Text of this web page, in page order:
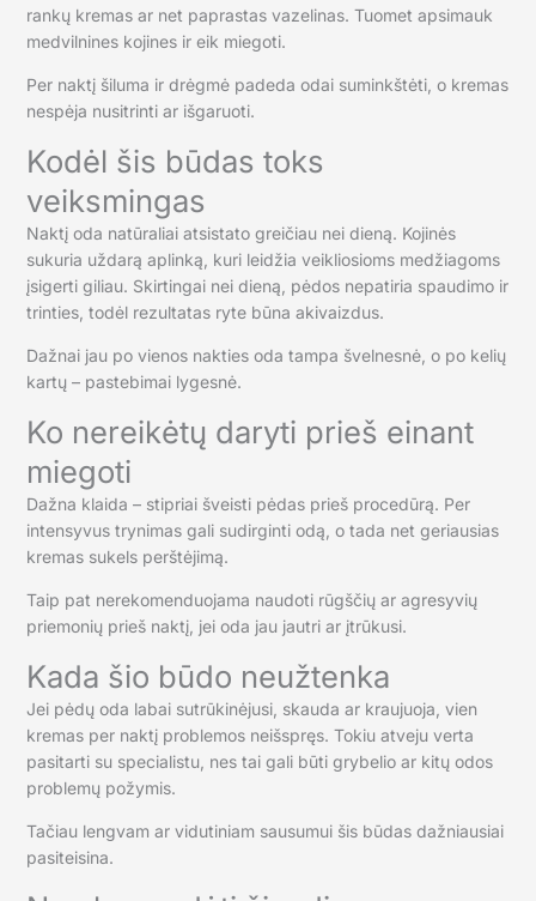
rankų kremas ar net paprastas vazelinas. Tuomet apsimauk
medvilnines kojines ir eik miegoti.
Per naktį šiluma ir drėgmė padeda odai suminkštėti, o kremas
nespėja nusitrinti ar išgaruoti.
Kodėl šis būdas toks
veiksmingas
Naktį oda natūraliai atsistato greičiau nei dieną. Kojinės
sukuria uždarą aplinką, kuri leidžia veikliosioms medžiagoms
įsigerti giliau. Skirtingai nei dieną, pėdos nepatiria spaudimo ir
trinties, todėl rezultatas ryte būna akivaizdus.
Dažnai jau po vienos nakties oda tampa švelnesnė, o po kelių
kartų – pastebimai lygesnė.
Ko nereikėtų daryti prieš einant
miegoti
Dažna klaida – stipriai šveisti pėdas prieš procedūrą. Per
intensyvus trynimas gali sudirginti odą, o tada net geriausias
kremas sukels perštėjimą.
Taip pat nerekomenduojama naudoti rūgščių ar agresyvių
priemonių prieš naktį, jei oda jau jautri ar įtrūkusi.
Kada šio būdo neužtenka
Jei pėdų oda labai sutrūkinėjusi, skauda ar kraujuoja, vien
kremas per naktį problemos neišspręs. Tokiu atveju verta
pasitarti su specialistu, nes tai gali būti grybelio ar kitų odos
problemų požymis.
Tačiau lengvam ar vidutiniam sausumui šis būdas dažniausiai
pasiteisina.